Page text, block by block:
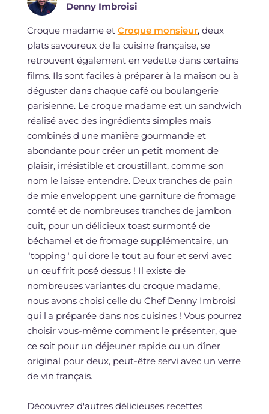
Denny Imbroisi
Croque madame et Croque monsieur, deux
plats savoureux de la cuisine française, se
retrouvent également en vedette dans certains
films. Ils sont faciles à préparer à la maison ou à
déguster dans chaque café ou boulangerie
parisienne. Le croque madame est un sandwich
réalisé avec des ingrédients simples mais
combinés d'une manière gourmande et
abondante pour créer un petit moment de
plaisir, irrésistible et croustillant, comme son
nom le laisse entendre. Deux tranches de pain
de mie enveloppent une garniture de fromage
comté et de nombreuses tranches de jambon
cuit, pour un délicieux toast surmonté de
béchamel et de fromage supplémentaire, un
"topping" qui dore le tout au four et servi avec
un œuf frit posé dessus ! Il existe de
nombreuses variantes du croque madame,
nous avons choisi celle du Chef Denny Imbroisi
qui l'a préparée dans nos cuisines ! Vous pourrez
choisir vous-même comment le présenter, que
ce soit pour un déjeuner rapide ou un dîner
original pour deux, peut-être servi avec un verre
de vin français.
Découvrez d'autres délicieuses recettes